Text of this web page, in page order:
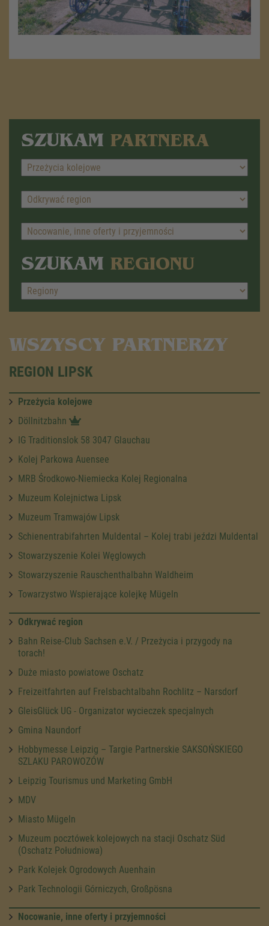
SZUKAM PARTNERA
SZUKAM REGIONU
WSZYSCY PARTNERZY
REGION LIPSK
Przeżycia kolejowe
Döllnitzbahn
IG Traditionslok 58 3047 Glauchau
Kolej Parkowa Auensee
MRB Środkowo-Niemiecka Kolej Regionalna
Muzeum Kolejnictwa Lipsk
Muzeum Tramwajów Lipsk
Schienentrabifahrten Muldental – Kolej trabi jeździ Muldental
Stowarzyszenie Kolei Węglowych
Stowarzyszenie Rauschenthalbahn Waldheim
Towarzystwo Wspierające kolejkę Mügeln
Odkrywać region
Bahn Reise-Club Sachsen e.V. / Przeżycia i przygody na
torach!
Duże miasto powiatowe Oschatz
Freizeitfahrten auf Frelsbachtalbahn Rochlitz – Narsdorf
GleisGlück UG - Organizator wycieczek specjalnych
Gmina Naundorf
Hobbymesse Leipzig – Targie Partnerskie SAKSOŃSKIEGO
SZLAKU PAROWOZÓW
Leipzig Tourismus und Marketing GmbH
MDV
Miasto Mügeln
Muzeum pocztówek kolejowych na stacji Oschatz Süd
(Oschatz Południowa)
Park Kolejek Ogrodowych Auenhain
Park Technologii Górniczych, Großpösna
Nocowanie, inne oferty i przyjemności